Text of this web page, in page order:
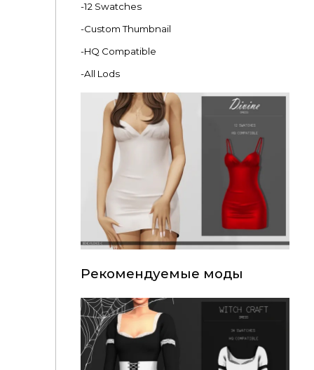
-12 Swatches
-Custom Thumbnail
-HQ Compatible
-All Lods
Рекомендуемые моды